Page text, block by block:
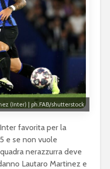
(Inter) | ph.FAB/shutterstock
favorita per la
e se non vuole
nerazzurra deve
Lautaro Martinez e